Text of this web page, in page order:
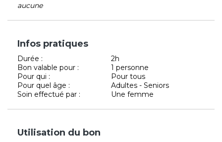
aucune
Infos pratiques
Durée :
2h
Bon valable pour :
1 personne
Pour qui :
Pour tous
Pour quel âge :
Adultes - Seniors
Soin effectué par :
Une femme
Utilisation du bon